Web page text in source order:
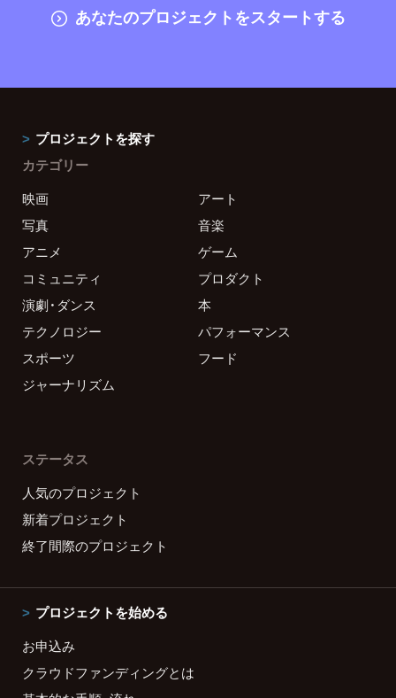
あなたのプロジェクトをスタートする
プロジェクトを探す
カテゴリー
映画
アート
写真
音楽
アニメ
ゲーム
コミュニティ
プロダクト
演劇・ダンス
本
テクノロジー
パフォーマンス
スポーツ
フード
ジャーナリズム
ステータス
人気のプロジェクト
新着プロジェクト
終了間際のプロジェクト
プロジェクトを始める
お申込み
クラウドファンディングとは